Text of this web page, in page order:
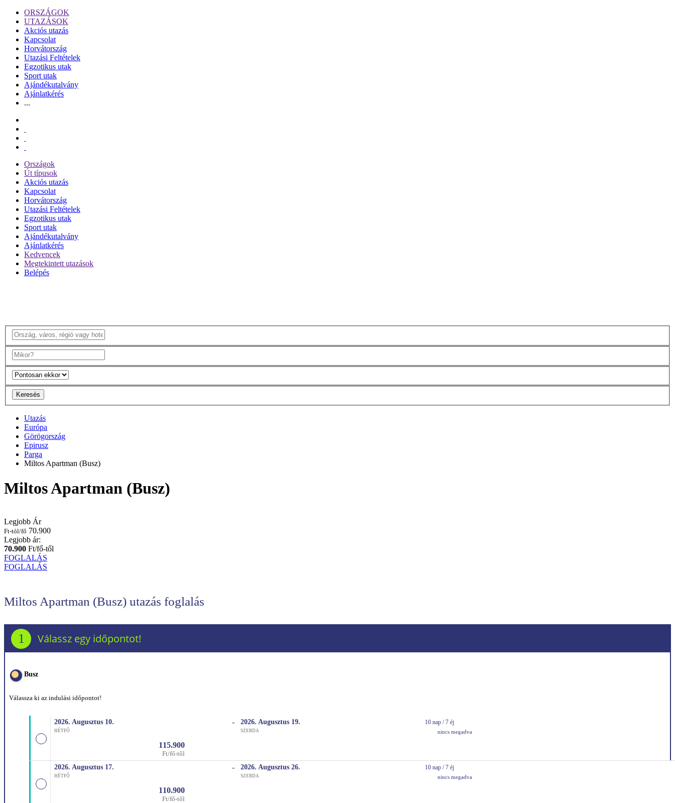
ORSZÁGOK
UTAZÁSOK
Akciós utazás
Kapcsolat
Horvátország
Utazási Feltételek
Egzotikus utak
Sport utak
Ajándékutalvány
Ajánlatkérés
...
Országok
Út típusok
Akciós utazás
Kapcsolat
Horvátország
Utazási Feltételek
Egzotikus utak
Sport utak
Ajándékutalvány
Ajánlatkérés
Kedvencek
Megtekintett utazások
Belépés
Keresés
Utazás
Európa
Görögország
Epirusz
Parga
Miltos Apartman (Busz)
Miltos Apartman (Busz)
Legjobb Ár
Ft-tól/fő 70.900
Legjobb ár:
70.900 Ft/fő-től
FOGLALÁS
FOGLALÁS
Miltos Apartman (Busz) utazás foglalás
1 Válassz egy időpontot!
Busz
Válassza ki az indulási időpontot!
2026. Augusztus 10.
HÉTFŐ
- 2026. Augusztus 19.
SZERDA
10 nap / 7 éj
nincs megadva
115.900
Ft/fő-től
2026. Augusztus 17.
HÉTFŐ
- 2026. Augusztus 26.
SZERDA
10 nap / 7 éj
nincs megadva
110.900
Ft/fő-től